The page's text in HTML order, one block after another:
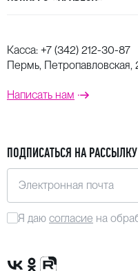
Касса: +7 (342) 212-30-87
Пермь, Петропавловская,
Написать нам
ПОДПИСАТЬСЯ НА РАССЫЛКУ
Электронная почта
Я даю согласие на